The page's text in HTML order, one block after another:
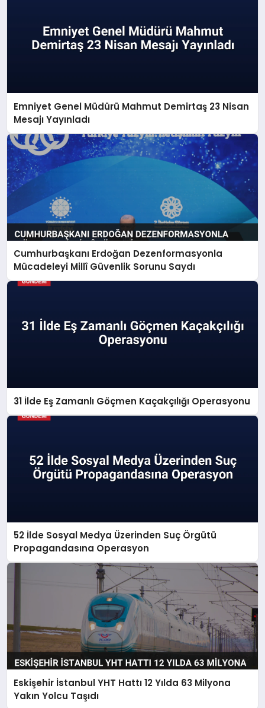
Emniyet Genel Müdürü Mahmut Demirtaş 23 Nisan
Mesajı Yayınladı
Cumhurbaşkanı Erdoğan Dezenformasyonla
Mücadeleyi Millî Güvenlik Sorunu Saydı
31 İlde Eş Zamanlı Göçmen Kaçakçılığı Operasyonu
52 İlde Sosyal Medya Üzerinden Suç Örgütü
Propagandasına Operasyon
Eskişehir İstanbul YHT Hattı 12 Yılda 63 Milyona
Yakın Yolcu Taşıdı